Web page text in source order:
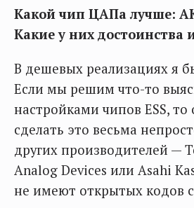
Какой чип ЦАПа лучше:
Какие у них достоинства
В дешевых реализациях я
Если мы решим что-то
настройками чипов ESS,
сделать это весьма
других производителей —
Analog Devices или Asahi
не имеют открытых кодов